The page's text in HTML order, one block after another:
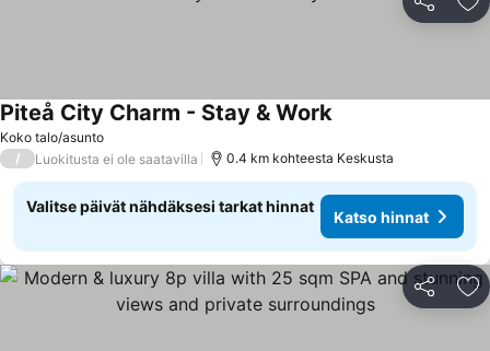
Jaa
Koko talo/asunto
Piteå City Charm - Stay & WorkKatso hinnat
/ Luokitusta ei ole saatavilla 0.4 km kohteesta Keskusta
Valitse päivät nähdäksesi tarkat hinnat
Katso hinnat
Jaa